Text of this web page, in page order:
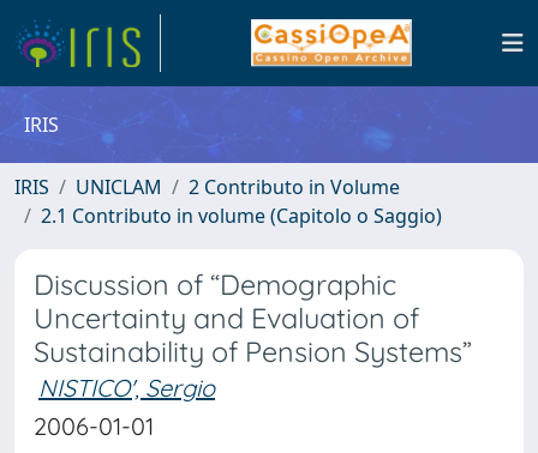
IRIS
IRIS UNICLAM
2 Contributo in Volume
2.1 Contributo in volume (Capitolo o Saggio)
Discussion of “Demographic
Uncertainty and Evaluation of
Sustainability of Pension Systems”
NISTICO', Sergio
2006-01-01